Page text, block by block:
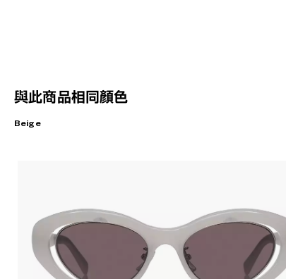
與此商品相同顏色
Beige